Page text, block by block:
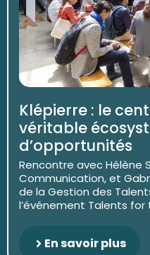
Klépierre : le
véritable
d’opportunités
Rencontre avec Hélène
Communication, et
de la Gestion des
l’événement Talents for
En savoir plus